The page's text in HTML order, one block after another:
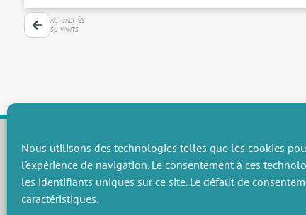
Nous utilisons des technologies telles que les cookies
l'expérience de navigation. Le consentement à ces
les identifiants uniques sur ce site. Le défaut de
caractéristiques.
ACTUALITÉS
SUIVANTS
CHAMPS THÉMATIQUES
Préservation des ressources naturelles et de la biodiversité
Vers une gouvernance environnementale efficace et équitable